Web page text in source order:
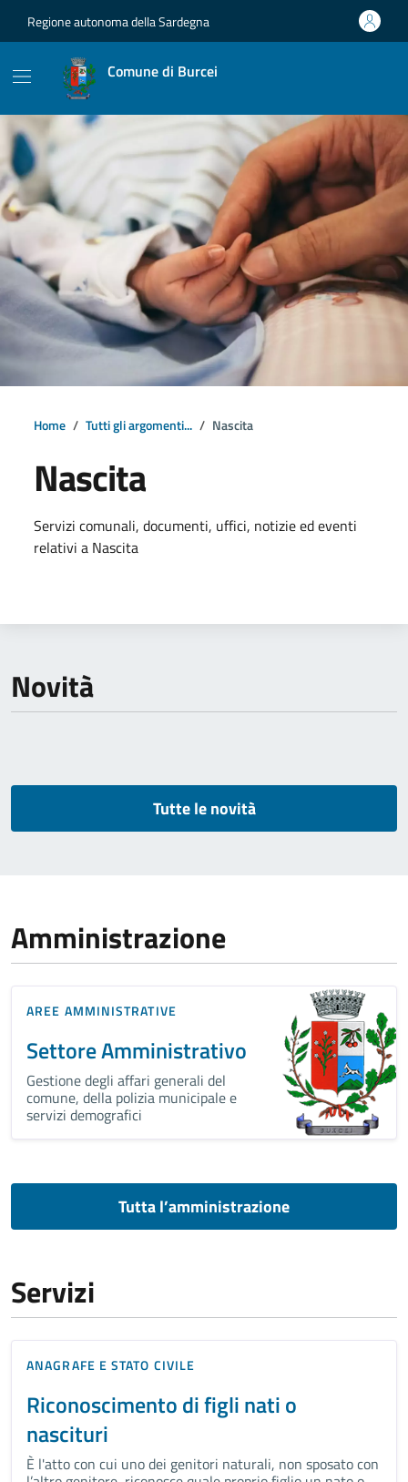
Regione autonoma della Sardegna
Comune di Burcei
Home Tutti gli argomenti... Nascita
Nascita
Dettagli della notizia
Servizi comunali, documenti, uffici, notizie ed eventi
relativi a Nascita
Novità
Tutte le novità
Amministrazione
AREE AMMINISTRATIVE
Settore Amministrativo
Gestione degli affari generali del
comune, della polizia municipale e
servizi demografici
Tutta l’amministrazione
Servizi
ANAGRAFE E STATO CIVILE
Riconoscimento di figli nati o
nascituri
È l'atto con cui uno dei genitori naturali, non sposato con